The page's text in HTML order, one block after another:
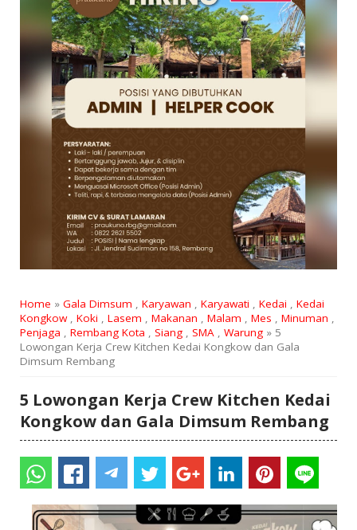
SURAT LAMARAN
RIWAYAT HIDUP
Home » Gala Dimsum , Karyawan , Karyawati , Kedai , Kedai
Kongkow, Koki , Lasem , Makanan , Malam , Mes , Minuman ,
Penjaga , Rembang Kota , Siang, SMA, Warung» 5
Lowongan Kerja Crew Kitchen Kedai Kongkow dan Gala
Dimsum Rembang
5 Lowongan Kerja Crew Kitchen Kedai
Kongkow dan Gala Dimsum Rembang